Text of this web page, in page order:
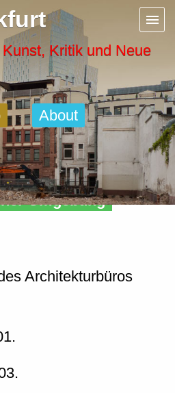
Kritik und Neue
About
Umgebung
Architekturbüros